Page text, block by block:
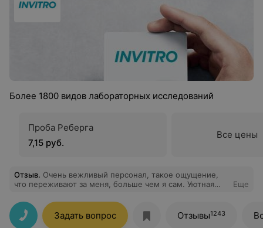
Более 1800 видов лабораторных исследований
Проба Реберга
7,15 руб.
Все цены
Отзыв. Очень вежливый персонал, такое ощущение,
что переживают за меня, больше чем я сам. Уютная
по домашнему можно сказать. Хотелось бы конечно,
чтобы был какой то детский уголок, чтобы ребенка
привел и можно было его чем то отвлечь ( игрушками,
Еще
Задать вопрос Отзывы1243